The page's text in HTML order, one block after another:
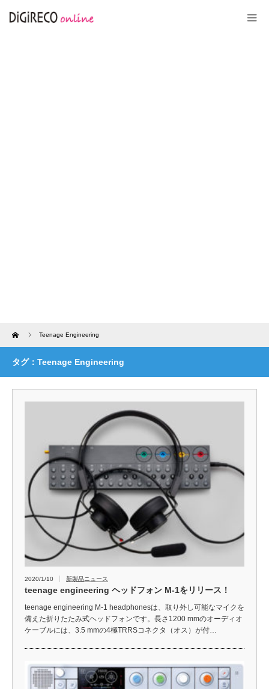
Home Teenage Engineering
タグ：Teenage Engineering
2020/1/10 新製品ニュース
teenage engineering ヘッドフォン M-1をリリース！
teenage engineering M-1 headphonesは、取り外し可能なマイクを
備えた折りたたみ式ヘッドフォンです。長さ1200 mmのオーディオ
ケーブルには、3.5 mmの4極TRRSコネクタ（オス）が付…